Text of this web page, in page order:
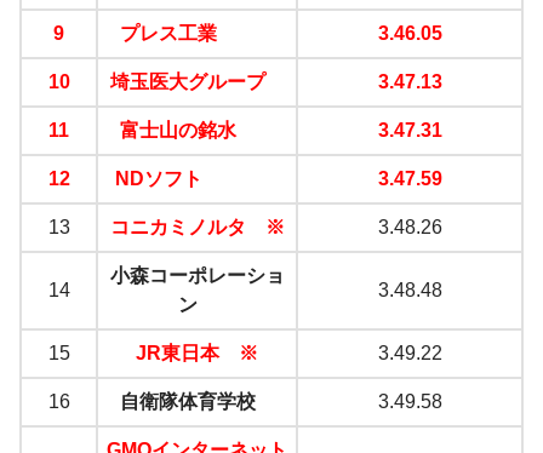
9 プレス工業 3.46.05
10 埼玉医大グループ 3.47.13
11 富士山の銘水 3.47.31
12 NDソフト 3.47.59
13 コニカミノルタ ※ 3.48.26
14
小森コーポレーショ
ン
3.48.48
15 JR東日本 ※ 3.49.22
16 自衛隊体育学校 3.49.58